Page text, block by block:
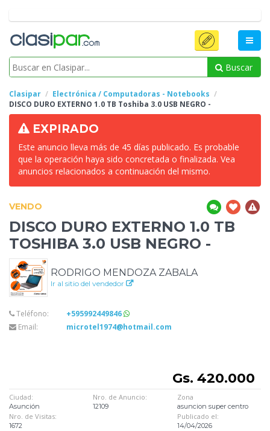
Buscar
Clasipar
Electrónica / Computadoras - Notebooks
DISCO DURO EXTERNO 1.0 TB Toshiba 3.0 USB NEGRO -
EXPIRADO
Este anuncio lleva más de 45 días publicado. Es probable
que la operación haya sido concretada o finalizada. Vea
anuncios relacionados a continuación del mismo.
VENDO
DISCO DURO EXTERNO 1.0 TB
TOSHIBA 3.0 USB NEGRO -
RODRIGO MENDOZA ZABALA
Ir al sitio del vendedor
Teléfono:
+595992449846
Email:
microtel1974@hotmail.com
Gs. 420.000
Ciudad:
Asunción
Nro. de Anuncio:
12109
Zona
asuncion super centro
Nro. de Visitas:
1672
Publicado el:
14/04/2026